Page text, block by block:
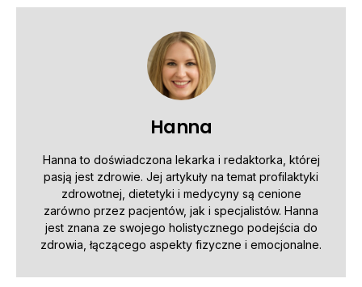
Hanna
Hanna to doświadczona lekarka i redaktorka, której
pasją jest zdrowie. Jej artykuły na temat profilaktyki
zdrowotnej, dietetyki i medycyny są cenione
zarówno przez pacjentów, jak i specjalistów. Hanna
jest znana ze swojego holistycznego podejścia do
zdrowia, łączącego aspekty fizyczne i emocjonalne.